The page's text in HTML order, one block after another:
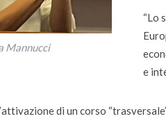
Mannucci
“Lo
e
di un corso